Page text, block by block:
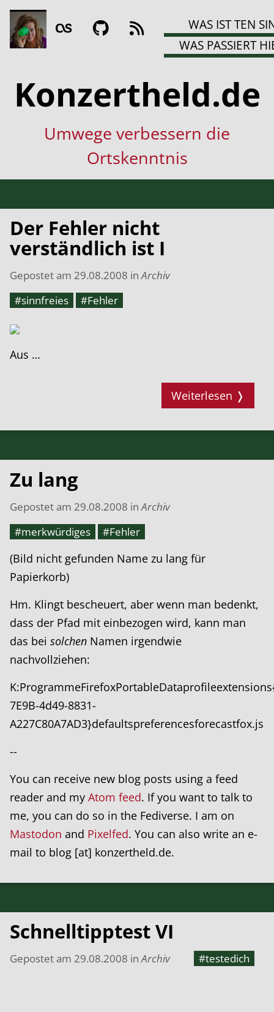
WAS IST TEN
WAS PASSIERT
Konzertheld.de
Umwege verbessern die
Ortskenntnis
Der Fehler nicht
verständlich ist I
Gepostet am 29.08.2008 inArchiv
#sinnfreies
#Fehler
Aus …
Weiterlesen ❭
Zu lang
Gepostet am 29.08.2008 in Archiv
#merkwürdiges
#Fehler
(Bild nicht gefunden Name zu lang für
Papierkorb)
Hm. Klingt bescheuert, aber wenn man bedenkt,
dass der Pfad mit einbezogen wird, kann man
das bei solchen Namen irgendwie
nachvollziehen:
7E9B-4d49-8831-
A227C80A7AD3}defaultspreferencesforecastfox.js
--
You can receive new blog posts using a feed
reader and my Atom feed. If you want to talk to
me, you can do so in the Fediverse. I am on
Mastodon and Pixelfed. You can also write an e-
mail to blog [at] konzertheld.de.
Schnelltipptest VI
Gepostet am 29.08.2008 in Archiv #testedich